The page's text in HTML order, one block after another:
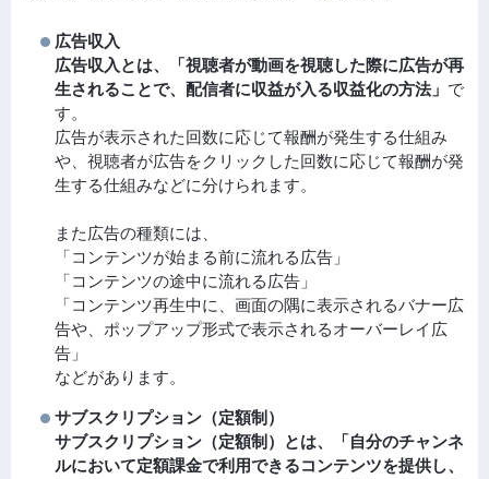
広告収入
広告収入とは、「視聴者が動画を視聴した際に広告が再
生されることで、配信者に収益が入る収益化の方法」 で
す。
広告が表示された回数に応じて報酬が発生する仕組み
や、視聴者が広告をクリックした回数に応じて報酬が発
生する仕組みなどに分けられます。
また広告の種類には、
「コンテンツが始まる前に流れる広告」
「コンテンツの途中に流れる広告」
「コンテンツ再生中に、画面の隅に表示されるバナー広
告や、ポップアップ形式で表示されるオーバーレイ広
告」
などがあります。
サブスクリプション（定額制）
サブスクリプション（定額制）とは、「自分のチャンネ
ルにおいて定額課金で利用できるコンテンツを提供し、